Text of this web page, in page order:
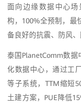
面向边缘数据中心场
构，100%全预制，最
备良好的抗震、防风、
泰国PlanetComm数据
化数据中心，通过工
等子系统，TTM缩短
土建方案，PUE降低